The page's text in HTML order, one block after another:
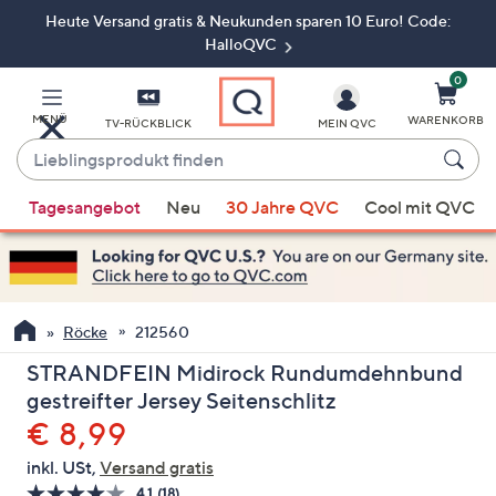
ZumHeute Versand gratis & Neukunden sparen 10 Euro! Code:
HalloQVC
MENÜ TV-RÜCKBLICK
Lieblingsprodukt
finden
Vorschläge
verfügbar
sind,
verwenden
Sie
die
Pfeiltasten
nach
oben
und
nach
MEIN QVC
0
WARENKORB
Tagesangebot Neu 30 Jahre QVC Cool mit QVC
Röcke 212560
STRANDFEIN Midirock Rundumdehnbund
gestreifter Jersey Seitenschlitz
Gelöscht
€ 8,99
inkl. USt, Versand gratis
4.1 (18)